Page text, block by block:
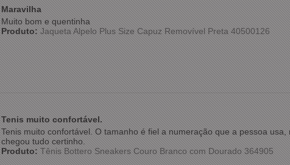
Maravilha
Muito bom e quentinha
Produto:Jaqueta Alpelo Plus Size Capuz Removível Preta 40500126
Tenis muito confortável.
Tenis muito confortável. O tamanho é fiel a numeração que a pessoa
chegou tudo certinho.
Produto:Tênis Bottero Sneakers Couro Branco com Dourado 364905